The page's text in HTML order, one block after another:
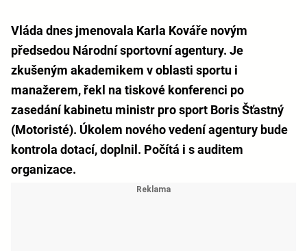
Vláda dnes jmenovala Karla Kováře novým
předsedou Národní sportovní agentury. Je
zkušeným akademikem v oblasti sportu i
manažerem, řekl na tiskové konferenci po
zasedání kabinetu ministr pro sport Boris Šťastný
(Motoristé). Úkolem nového vedení agentury bude
kontrola dotací, doplnil. Počítá i s auditem
organizace.